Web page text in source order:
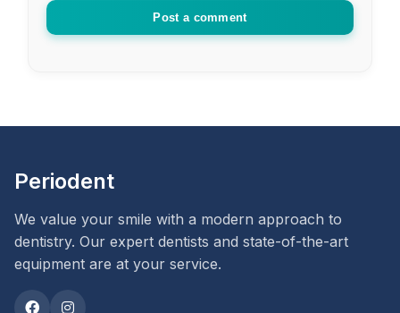
Post a comment
Periodent
We value your smile with a modern approach to
dentistry. Our expert dentists and state-of-the-art
equipment are at your service.